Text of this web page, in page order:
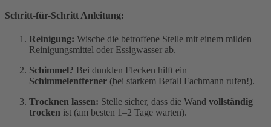
Schritt-für-Schritt Anleitung:
Reinigung: Wische die betroffene Stelle mit einem milden
Reinigungsmittel oder Essigwasser ab.
Schimmel? Bei dunklen Flecken hilft ein
Schimmelentferner (bei starkem Befall Fachmann rufen!).
Trocknen lassen: Stelle sicher, dass die Wand vollständig
trocken ist (am besten 1–2 Tage warten).